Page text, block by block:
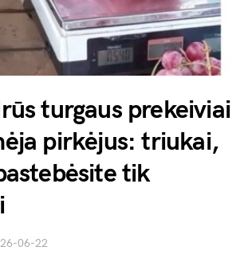
turgaus prekeiviai
pirkėjus: triukai,
tik
06-22